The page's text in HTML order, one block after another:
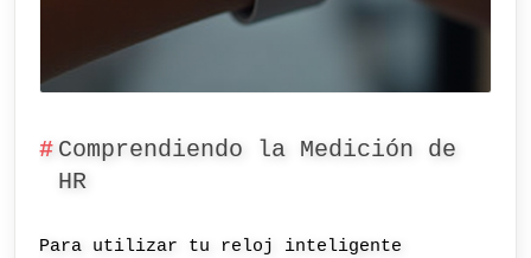
Comprendiendo la Medición de
HR
Para utilizar tu reloj inteligente